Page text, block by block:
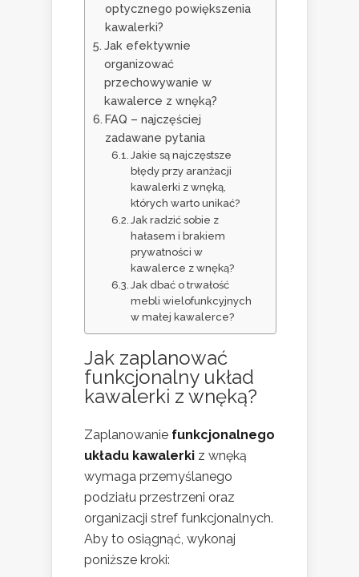
optycznego powiększenia
kawalerki?
Jak efektywnie
organizować
przechowywanie w
kawalerce z wnęką?
FAQ – najczęściej
zadawane pytania
Jakie są najczęstsze
błędy przy aranżacji
kawalerki z wnęką,
których warto unikać?
Jak radzić sobie z
hałasem i brakiem
prywatności w
kawalerce z wnęką?
Jak dbać o trwałość
mebli wielofunkcyjnych
w małej kawalerce?
Jak zaplanować
funkcjonalny układ
kawalerki z wnęką?
Zaplanowanie funkcjonalnego
układu kawalerki z wnęką
wymaga przemyślanego
podziału przestrzeni oraz
organizacji stref funkcjonalnych.
Aby to osiągnąć, wykonaj
poniższe kroki: